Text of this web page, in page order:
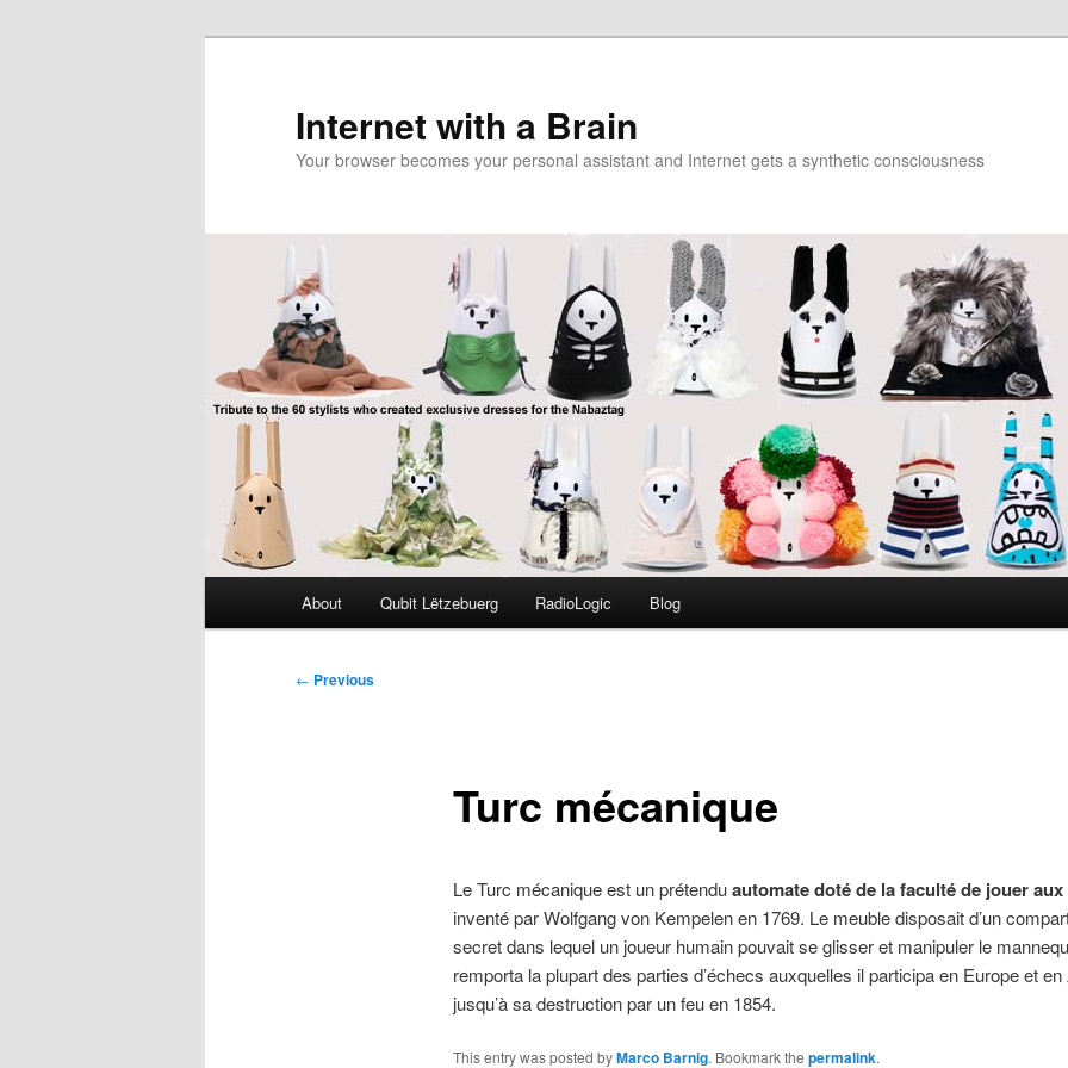
Internet with a Brain
Your browser becomes your personal assistant and Internet gets a synthetic consciousness
About Qubit Lëtzebuerg RadioLogic Blog
Post
← Previous
Turc mécanique
Le Turc mécanique est un prétenduautomate doté de la faculté de jouer
inventé par Wolfgang von Kempelen en 1769. Le meuble disposait d’un
secret dans lequel un joueur humain pouvait se glisser et manipuler le
remporta la plupart des parties d’échecs auxquelles il participa en Europe et
jusqu’à sa destruction par un feu en 1854.
This entry was posted byMarco Barnig. Bookmark the permalink.